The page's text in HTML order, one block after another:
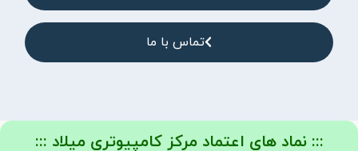
تماس با ما
::: نماد های اعتماد مرکز کامپیوتری میلاد :::